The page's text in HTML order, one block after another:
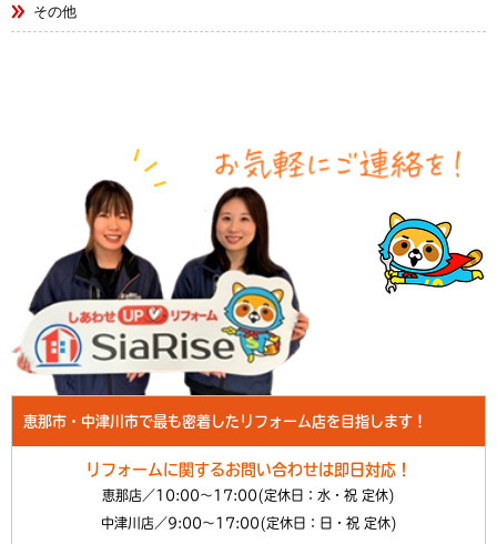
その他
恵那市・中津川市で最も密着したリフォーム店を目指します！
リフォームに関するお問い合わせは即日対応！
恵那店／10:00～17:00(定休日：水・祝 定休)
中津川店／9:00～17:00(定休日：日・祝 定休)